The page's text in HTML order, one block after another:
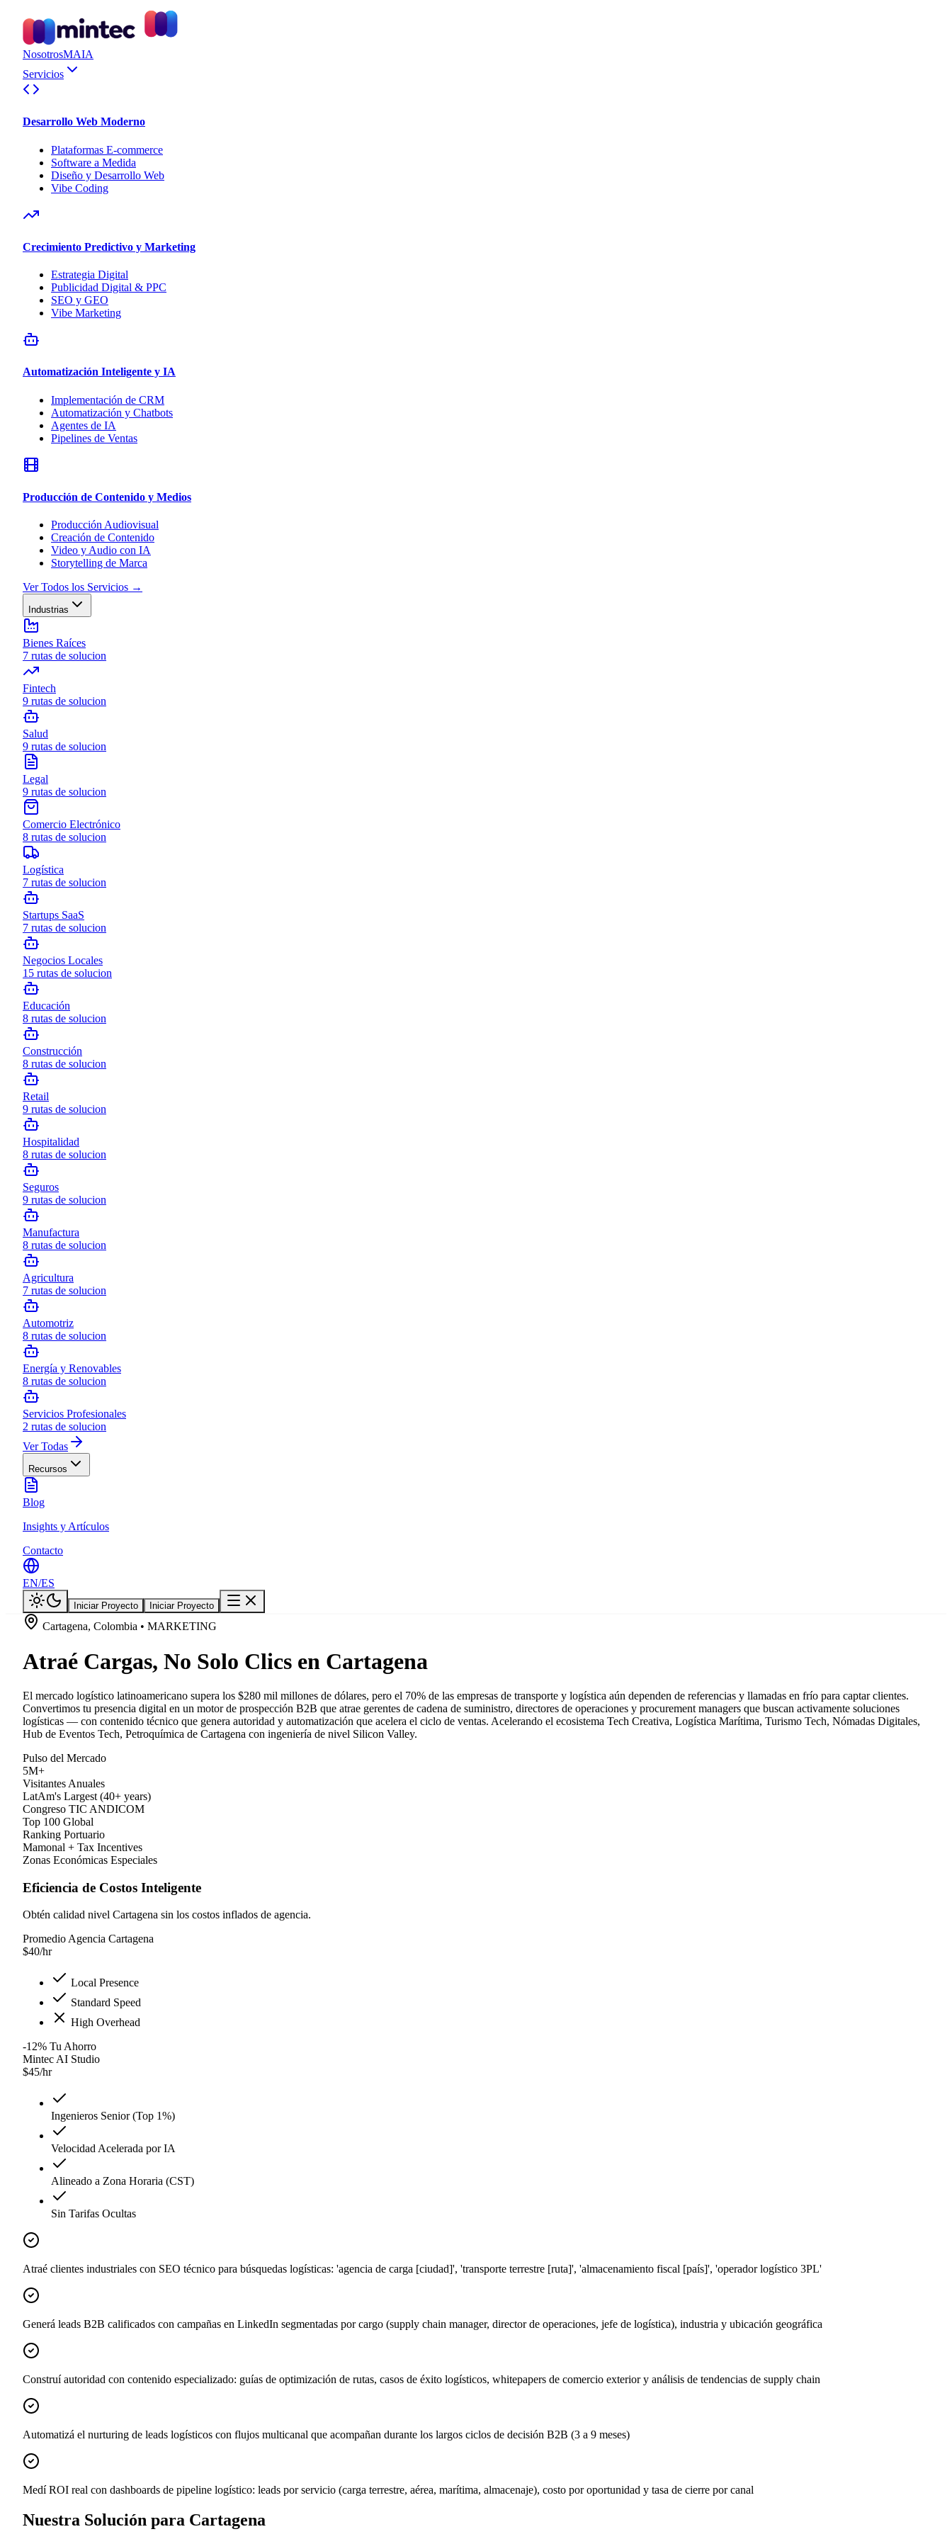
NosotrosMAIA
Servicios
Desarrollo Web Moderno
Plataformas E-commerce
Software a Medida
Diseño y Desarrollo Web
Vibe Coding
Crecimiento Predictivo y Marketing
Estrategia Digital
Publicidad Digital & PPC
SEO y GEO
Vibe Marketing
Automatización Inteligente y IA
Implementación de CRM
Automatización y Chatbots
Agentes de IA
Pipelines de Ventas
Producción de Contenido y Medios
Producción Audiovisual
Creación de Contenido
Video y Audio con IA
Storytelling de Marca
Ver Todos los Servicios →
Industrias
Bienes Raíces
7 rutas de solucion
Fintech
9 rutas de solucion
Salud
9 rutas de solucion
Legal
9 rutas de solucion
Comercio Electrónico
8 rutas de solucion
Logística
7 rutas de solucion
Startups SaaS
7 rutas de solucion
Negocios Locales
15 rutas de solucion
Educación
8 rutas de solucion
Construcción
8 rutas de solucion
Retail
9 rutas de solucion
Hospitalidad
8 rutas de solucion
Seguros
9 rutas de solucion
Manufactura
8 rutas de solucion
Agricultura
7 rutas de solucion
Automotriz
8 rutas de solucion
Energía y Renovables
8 rutas de solucion
Servicios Profesionales
2 rutas de solucion
Ver Todas
Recursos
Blog
Insights y Artículos
Contacto
EN/ES
Iniciar Proyecto Iniciar Proyecto
Cartagena, Colombia • MARKETING
Atraé Cargas, No Solo Clics en Cartagena
El mercado logístico latinoamericano supera los $280 mil millones de dólares, pero el 70% de las empresas de transporte y logística aún dependen de referencias y llamadas en frío para captar clientes.
Convertimos tu presencia digital en un motor de prospección B2B que atrae gerentes de cadena de suministro, directores de operaciones y procurement managers que buscan activamente soluciones
logísticas — con contenido técnico que genera autoridad y automatización que acelera el ciclo de ventas. Acelerando el ecosistema Tech Creativa, Logística Marítima, Turismo Tech, Nómadas Digitales,
Hub de Eventos Tech, Petroquímica de Cartagena con ingeniería de nivel Silicon Valley.
Pulso del Mercado
5M+
Visitantes Anuales
LatAm's Largest (40+ years)
Congreso TIC ANDICOM
Top 100 Global
Ranking Portuario
Mamonal + Tax Incentives
Zonas Económicas Especiales
Eficiencia de Costos Inteligente
Obtén calidad nivel Cartagena sin los costos inflados de agencia.
Promedio Agencia Cartagena
$40/hr
Local Presence
Standard Speed
High Overhead
-12% Tu Ahorro
Mintec AI Studio
$45/hr
Ingenieros Senior (Top 1%)
Velocidad Acelerada por IA
Alineado a Zona Horaria (CST)
Sin Tarifas Ocultas
Atraé clientes industriales con SEO técnico para búsquedas logísticas: 'agencia de carga [ciudad]', 'transporte terrestre [ruta]', 'almacenamiento fiscal [país]', 'operador logístico 3PL'
Generá leads B2B calificados con campañas en LinkedIn segmentadas por cargo (supply chain manager, director de operaciones, jefe de logística), industria y ubicación geográfica
Construí autoridad con contenido especializado: guías de optimización de rutas, casos de éxito logísticos, whitepapers de comercio exterior y análisis de tendencias de supply chain
Automatizá el nurturing de leads logísticos con flujos multicanal que acompañan durante los largos ciclos de decisión B2B (3 a 9 meses)
Medí ROI real con dashboards de pipeline logístico: leads por servicio (carga terrestre, aérea, marítima, almacenaje), costo por oportunidad y tasa de cierre por canal
Nuestra Solución para Cartagena